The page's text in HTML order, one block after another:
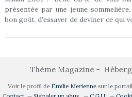
présentée par une jeune
bon goût, d'essayer de deviner ce qui
Thème Magazine -
Voir le profil de Emilie Meriennesur le